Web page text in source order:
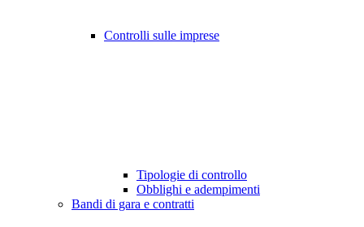
Controlli sulle imprese
Tipologie di controllo
Obblighi e adempimenti
Bandi di gara e contratti